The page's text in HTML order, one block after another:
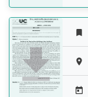



